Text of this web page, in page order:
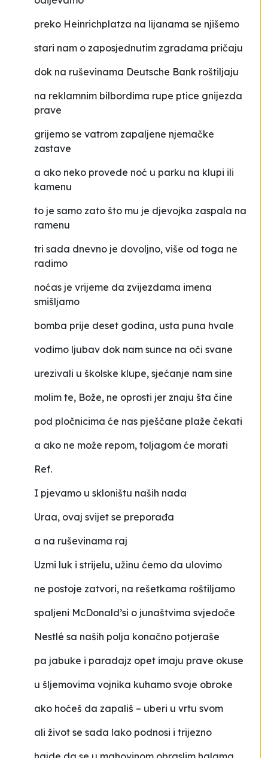
preko Heinrichplatza na lijanama se njišemo
stari nam o zaposjednutim zgradama pričaju
dok na ruševinama Deutsche Bank roštiljaju
na reklamnim bilbordima rupe ptice gnijezda
prave
grijemo se vatrom zapaljene njemačke
zastave
a ako neko provede noć u parku na klupi ili
kamenu
to je samo zato što mu je djevojka zaspala na
ramenu
tri sada dnevno je dovoljno, više od toga ne
radimo
noćas je vrijeme da zvijezdama imena
smišljamo
bomba prije deset godina, usta puna hvale
vodimo ljubav dok nam sunce na oči svane
urezivali u školske klupe, sjećanje nam sine
molim te, Bože, ne oprosti jer znaju šta čine
pod pločnicima će nas pješčane plaže čekati
a ako ne može repom, toljagom će morati
Ref.
I pjevamo u skloništu naših nada
Uraa, ovaj svijet se preporađa
a na ruševinama raj
Uzmi luk i strijelu, užinu ćemo da ulovimo
ne postoje zatvori, na rešetkama roštiljamo
spaljeni McDonald’si o junaštvima svjedoče
Nestlé sa naših polja konačno potjeraše
pa jabuke i paradajz opet imaju prave okuse
u šljemovima vojnika kuhamo svoje obroke
ako hoćeš da zapališ – uberi u vrtu svom
ali život se sada lako podnosi i trijezno